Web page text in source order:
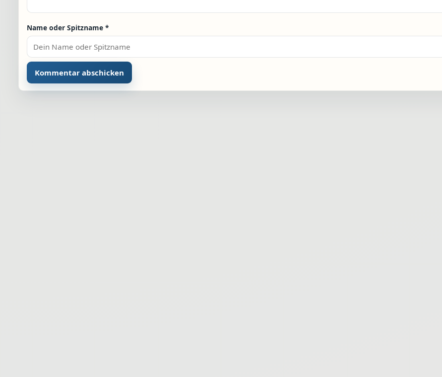
Name oder Spitzname *